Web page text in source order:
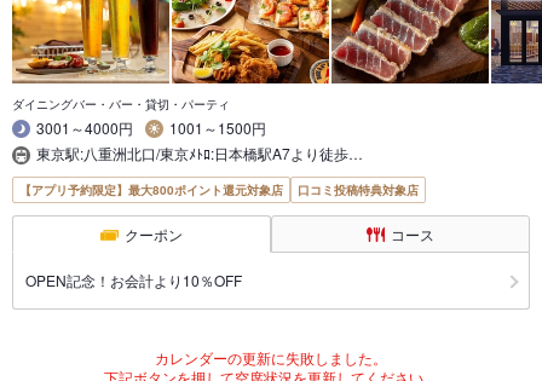
ダイニングバー・バー・貸切・パーティ
3001～4000円
1001～1500円
東京駅:八重洲北口/東京ﾒﾄﾛ:日本橋駅A7より徒歩…
【アプリ予約限定】最大800ポイント還元対象店 口コミ投稿特典対象店
クーポン コース
OPEN記念！お会計より10％OFF
カレンダーの更新に失敗しました。
下記ボタンを押して空席状況を更新してください。